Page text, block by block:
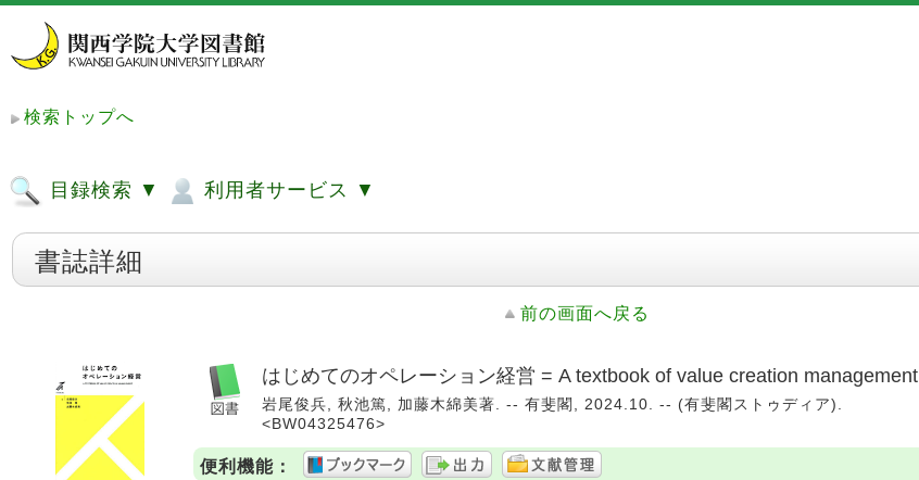
検索トップへ
目録検索 ▼ 利用者サービス ▼
書誌詳細
前の画面へ戻る
はじめてのオペレーション経営 = A textbook of value creation management
岩尾俊兵, 秋池篤, 加藤木綿美著. -- 有斐閣, 2024.10. -- (有斐閣ストゥディア).
<BW04325476>
便利機能：